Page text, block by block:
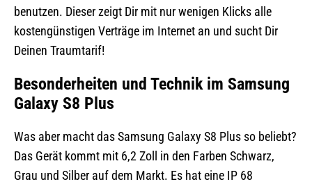
benutzen. Dieser zeigt Dir mit nur wenigen Klicks alle
kostengünstigen Verträge im Internet an und sucht Dir
Deinen Traumtarif!
Besonderheiten und Technik im Samsung
Galaxy S8 Plus
Was aber macht das Samsung Galaxy S8 Plus so beliebt?
Das Gerät kommt mit 6,2 Zoll in den Farben Schwarz,
Grau und Silber auf dem Markt. Es hat eine IP 68